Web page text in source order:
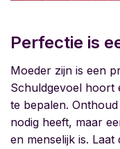
Perfectie is
Moeder zijn is een
Schuldgevoel hoort
te bepalen.
nodig heeft, maar
en menselijk is.